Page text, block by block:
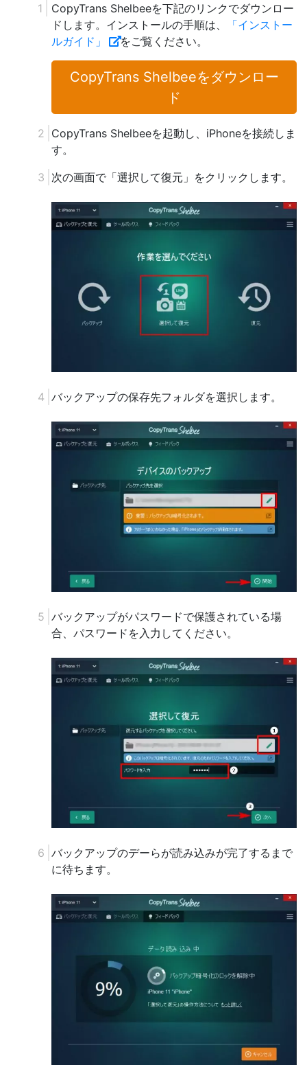
CopyTrans Shelbeeを下記のリンクでダウンロー
ドします。インストールの手順は、
「インストー
ルガイド」
をご覧ください。
CopyTrans Shelbeeをダウンロー
ド
CopyTrans Shelbeeを起動し、iPhoneを接続しま
す。
次の画面で「選択して復元」をクリックします。
バックアップの保存先フォルダを選択します。
バックアップがパスワードで保護されている場
合、パスワードを入力してください。
バックアップのデーらが読み込みが完了するまで
に待ちます。